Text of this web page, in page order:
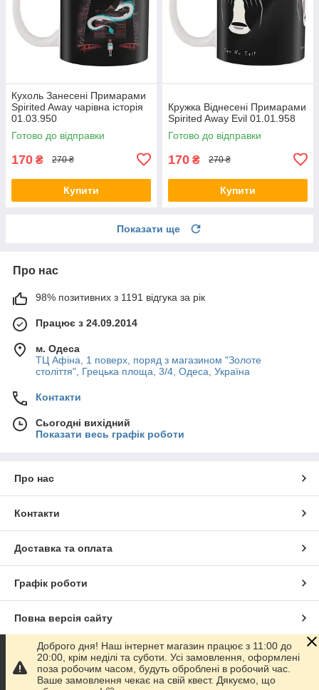
Кухоль Занесені Примарами
Spirited Away чарівна історія
01.03.950
Готово до відправки
170 ₴ 270 ₴
Купити
Кружка Віднесені Примарами
Spirited Away Evil 01.01.958
Готово до відправки
170 ₴ 270 ₴
Купити
Показати ще
Про нас
98% позитивних з 1191 відгука за рік
Працює з 24.09.2014
м. Одеса
ТЦ Афіна, 1 поверх, поряд з магазином "Золоте
століття", Грецька площа, 3/4, Одеса, Україна
Контакти
Сьогодні вихідний
Показати весь графік роботи
Про нас
Контакти
Доставка та оплата
Графік роботи
Повна версія сайту
Сайт створено на маркетплейсіProm.ua
Політика конфіденційності
Доброго дня! Наш інтернет магазин працює з 11:00 до
20:00, крім неділі та суботи. Усі замовлення, оформлені
поза робочим часом, будуть оброблені в робочий час.
Ваше замовлення чекає на свій квест. Дякуємо, що